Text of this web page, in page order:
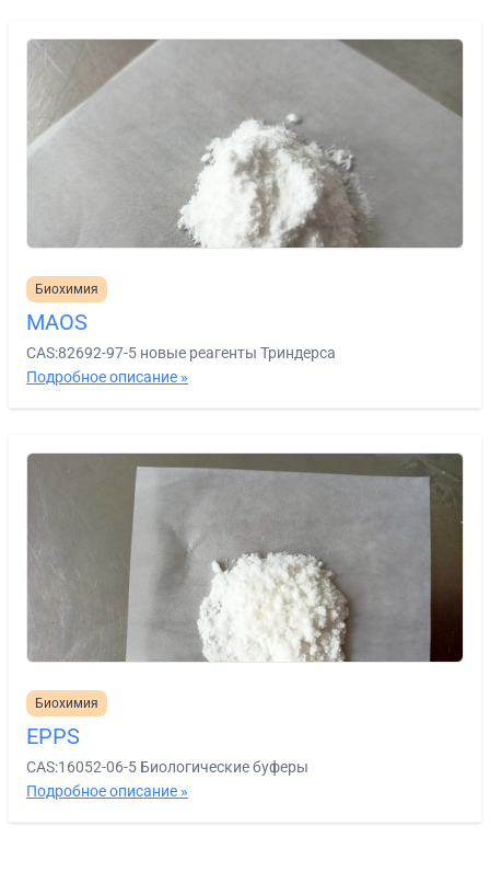
Биохимия
MAOS
CAS:82692-97-5 новые реагенты Триндерса
Подробное описание »
Биохимия
EPPS
CAS:16052-06-5 Биологические буферы
Подробное описание »